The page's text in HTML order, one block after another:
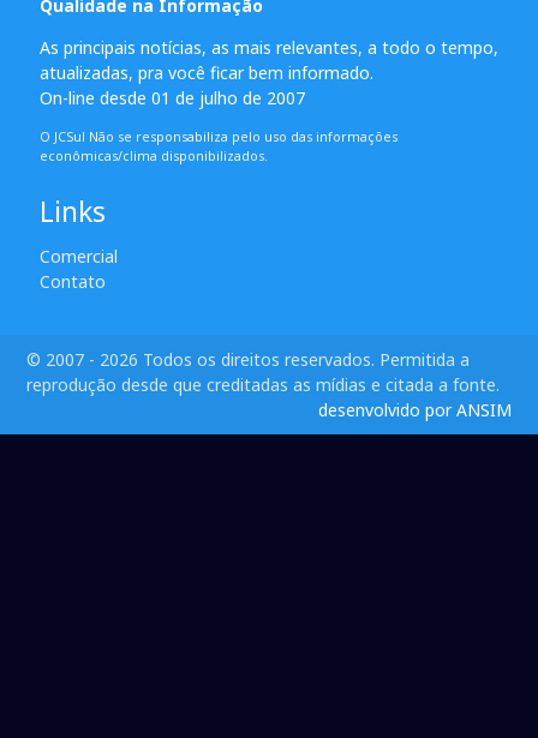
Qualidade na Informação
As principais notícias, as mais relevantes, a todo o tempo,
atualizadas, pra você ficar bem informado.
On-line desde 01 de julho de 2007
O JCSul Não se responsabiliza pelo uso das informações
econômicas/clima disponibilizados.
Links
Comercial
Contato
© 2007 - 2026 Todos os direitos reservados. Permitida a
reprodução desde que creditadas as mídias e citada a fonte.
desenvolvido por ANSIM